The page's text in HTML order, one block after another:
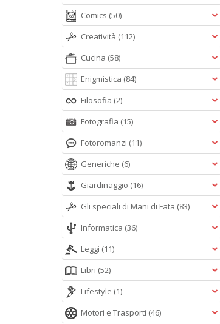
Comics (50)
Creatività (112)
Cucina (58)
Enigmistica (84)
Filosofia (2)
Fotografia (15)
Fotoromanzi (11)
Generiche (6)
Giardinaggio (16)
Gli speciali di Mani di Fata (83)
Informatica (36)
Leggi (11)
Libri (52)
Lifestyle (1)
Motori e Trasporti (46)